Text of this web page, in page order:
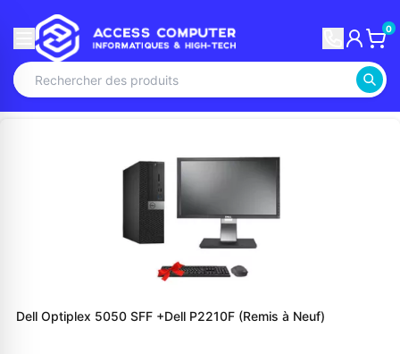
0
Dell Optiplex 5050 SFF +Dell P2210F (Remis à Neuf)